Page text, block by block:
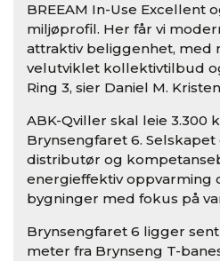
BREEAM In-Use Excellent
miljøprofil. Her får vi
attraktiv beliggenhet, med
velutviklet kollektivtilbud
Ring 3, sier Daniel M.
ABK-Qviller skal leie 3.300
Brynsengfaret 6.
distributør og
energieffektiv oppvarming
bygninger med fokus på
Brynsengfaret 6 ligger
meter fra Brynseng T-